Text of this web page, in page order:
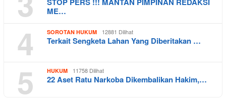
STOP PERS !!! MANTAN PIMPINAN REDAKSI
ME…
4 SOROTAN HUKUM 12881 Dilihat
Terkait Sengketa Lahan Yang Diberitakan …
5 HUKUM 11758 Dilihat
22 Aset Ratu Narkoba Dikembalikan Hakim,…